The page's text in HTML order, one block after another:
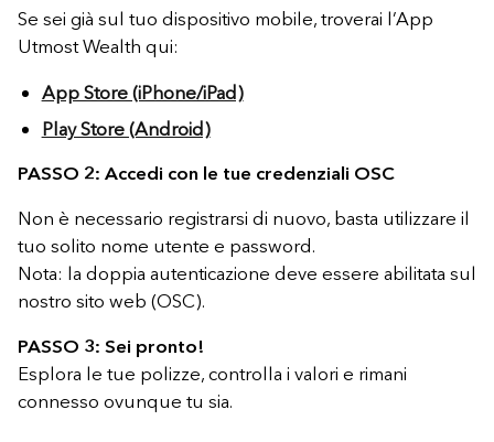
Se sei già sul tuo dispositivo mobile, troverai l’App
Utmost Wealth qui:
App Store (iPhone/iPad)
Play Store (Android)
PASSO 2: Accedi con le tue credenziali OSC
Non è necessario registrarsi di nuovo, basta utilizzare il
tuo solito nome utente e password.
Nota: la doppia autenticazione deve essere abilitata sul
nostro sito web (OSC).
PASSO 3: Sei pronto!
Esplora le tue polizze, controlla i valori e rimani
connesso ovunque tu sia.